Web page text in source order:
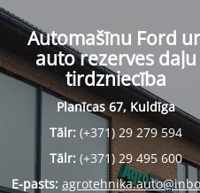
Automašīnu Ford
auto rezerves daļu
tirdzniecība
Planīcas 67, Kuldīga
Tālr: (+371) 29 279 594
Tālr: (+371) 29 495 600
E-pasts: